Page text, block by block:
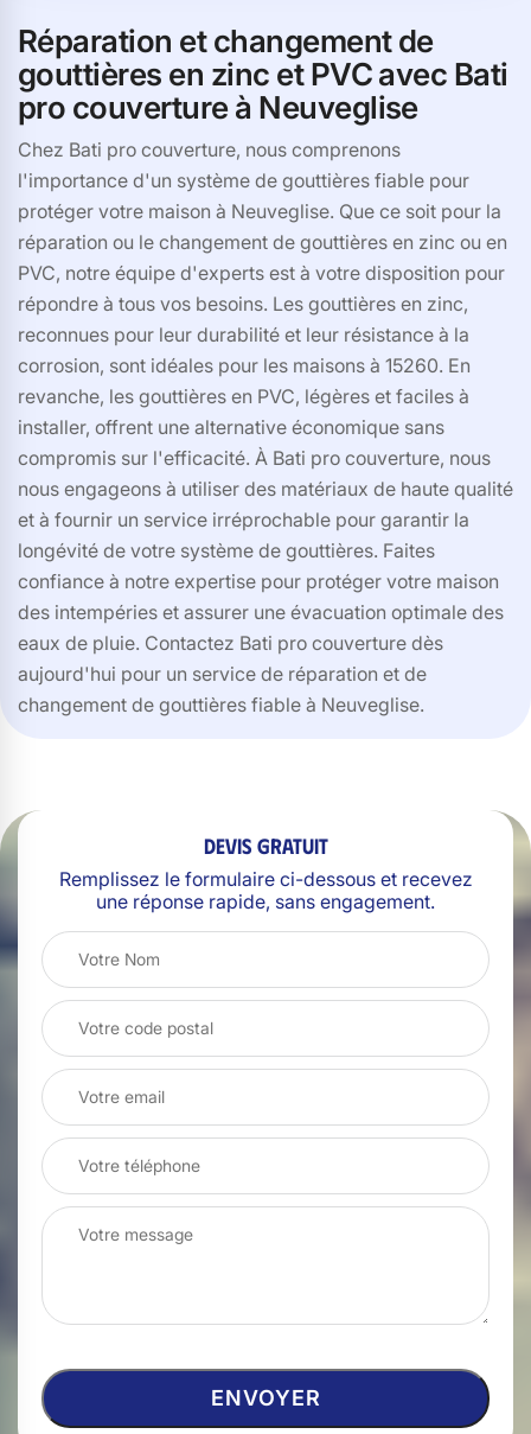
Réparation et changement de
gouttières en zinc et PVC avec Bati
pro couverture à Neuveglise
Chez Bati pro couverture, nous comprenons
l'importance d'un système de gouttières fiable pour
protéger votre maison à Neuveglise. Que ce soit pour la
réparation ou le changement de gouttières en zinc ou en
PVC, notre équipe d'experts est à votre disposition pour
répondre à tous vos besoins. Les gouttières en zinc,
reconnues pour leur durabilité et leur résistance à la
corrosion, sont idéales pour les maisons à 15260. En
revanche, les gouttières en PVC, légères et faciles à
installer, offrent une alternative économique sans
compromis sur l'efficacité. À Bati pro couverture, nous
nous engageons à utiliser des matériaux de haute qualité
et à fournir un service irréprochable pour garantir la
longévité de votre système de gouttières. Faites
confiance à notre expertise pour protéger votre maison
des intempéries et assurer une évacuation optimale des
eaux de pluie. Contactez Bati pro couverture dès
aujourd'hui pour un service de réparation et de
changement de gouttières fiable à Neuveglise.
Devis gratuit
Remplissez le formulaire ci-dessous et recevez
une réponse rapide, sans engagement.